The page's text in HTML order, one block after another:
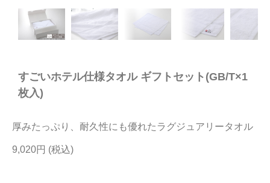
当サイトについて
会員サービス
店舗リスト
ヘルプ
すごいホテル仕様タオル ギフトセット(GB/T×1
枚入)
厚みたっぷり、耐久性にも優れたラグジュアリータオル
9,020円